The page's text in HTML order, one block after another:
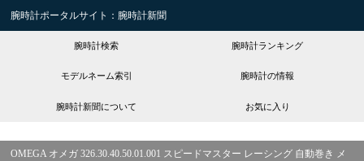
腕時計ポータルサイト：腕時計新聞
腕時計検索 腕時計ランキング
モデルネーム索引 腕時計の情報
腕時計新聞について お気に入り
OMEGA オメガ 326.30.40.50.01.001 スピードマスター レーシング 自動巻き メ